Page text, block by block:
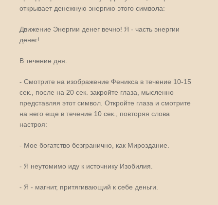
открывает денежную энергию этого символа:
Движение Энергии денег вечно! Я - часть энергии
денег!
В течение дня.
- Смотрите на изображение Феникса в течение 10-15
сек., после на 20 сек. закройте глаза, мысленно
представляя этот символ. Откройте глаза и смотрите
на него еще в течение 10 сек., повторяя слова
настроя:
- Мое богатство безгранично, как Мироздание.
- Я неутомимо иду к источнику Изобилия.
- Я - магнит, притягивающий к себе деньги.